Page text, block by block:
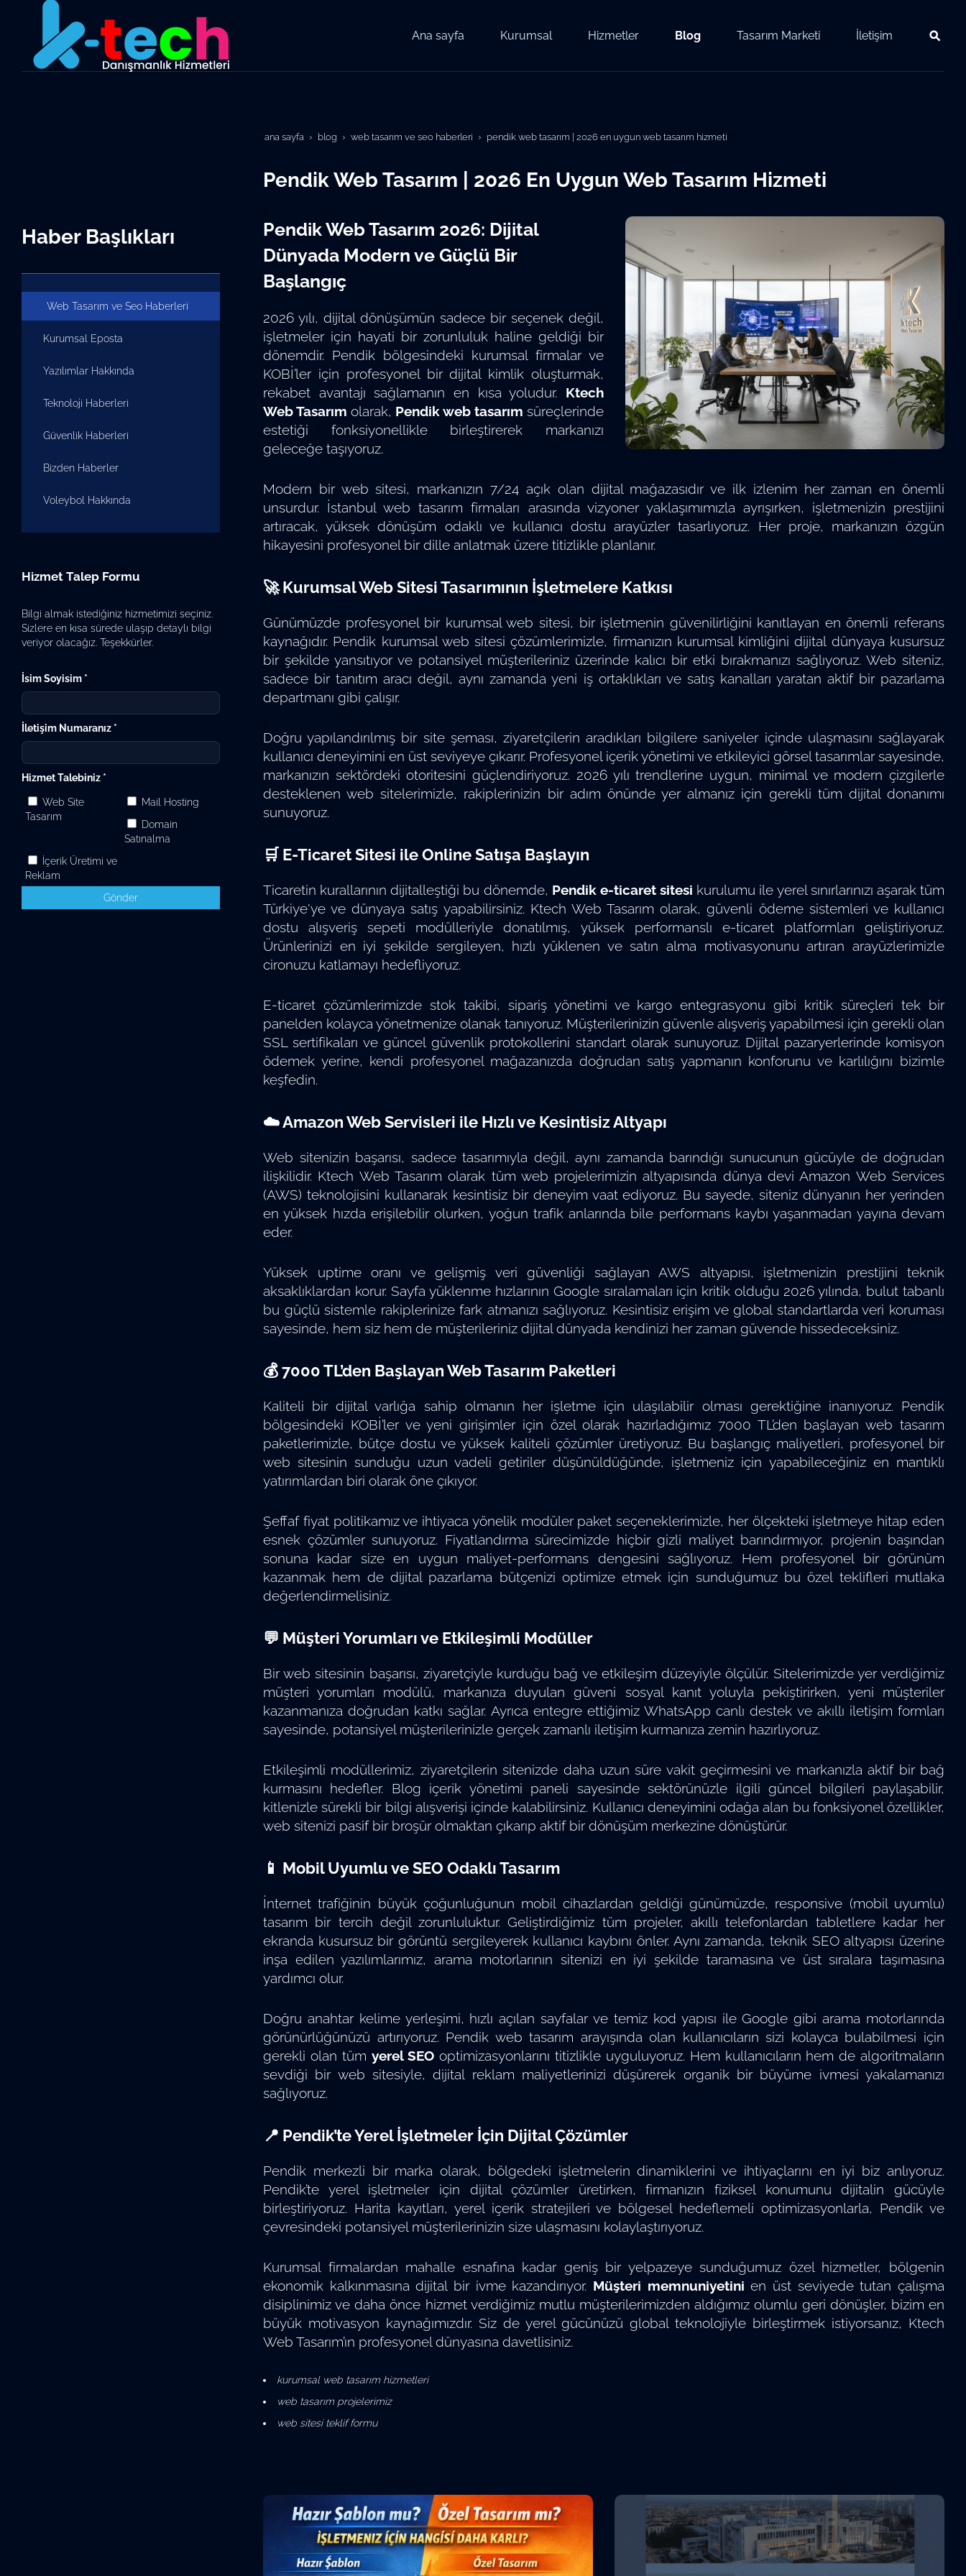
Ana sayfa Kurumsal Hizmetler Blog Tasarım Marketi İletişim
ana sayfa blog web tasarım ve seo haberleri pendik web tasarım | 2026 en uygun web tasarım hizmeti
Pendik Web Tasarım | 2026 En Uygun Web Tasarım Hizmeti
Pendik Web Tasarım 2026: Dijital
Dünyada Modern ve Güçlü Bir
Başlangıç
2026 yılı, dijital dönüşümün sadece bir seçenek değil,
işletmeler için hayati bir zorunluluk haline geldiği bir
dönemdir. Pendik bölgesindeki kurumsal firmalar ve
KOBİ’ler için profesyonel bir dijital kimlik oluşturmak,
rekabet avantajı sağlamanın en kısa yoludur. Ktech
Web Tasarım olarak, Pendik web tasarım süreçlerinde
estetiği fonksiyonellikle birleştirerek markanızı
geleceğe taşıyoruz.
Modern bir web sitesi, markanızın 7/24 açık olan dijital mağazasıdır ve ilk izlenim her zaman en önemli
unsurdur. İstanbul web tasarım firmaları arasında vizyoner yaklaşımımızla ayrışırken, işletmenizin prestijini
artıracak, yüksek dönüşüm odaklı ve kullanıcı dostu arayüzler tasarlıyoruz. Her proje, markanızın özgün
hikayesini profesyonel bir dille anlatmak üzere titizlikle planlanır.
🚀 Kurumsal Web Sitesi Tasarımının İşletmelere Katkısı
Günümüzde profesyonel bir kurumsal web sitesi, bir işletmenin güvenilirliğini kanıtlayan en önemli referans
kaynağıdır. Pendik kurumsal web sitesi çözümlerimizle, firmanızın kurumsal kimliğini dijital dünyaya kusursuz
bir şekilde yansıtıyor ve potansiyel müşterileriniz üzerinde kalıcı bir etki bırakmanızı sağlıyoruz. Web siteniz,
sadece bir tanıtım aracı değil, aynı zamanda yeni iş ortaklıkları ve satış kanalları yaratan aktif bir pazarlama
departmanı gibi çalışır.
Doğru yapılandırılmış bir site şeması, ziyaretçilerin aradıkları bilgilere saniyeler içinde ulaşmasını sağlayarak
kullanıcı deneyimini en üst seviyeye çıkarır. Profesyonel içerik yönetimi ve etkileyici görsel tasarımlar sayesinde,
markanızın sektördeki otoritesini güçlendiriyoruz. 2026 yılı trendlerine uygun, minimal ve modern çizgilerle
desteklenen web sitelerimizle, rakiplerinizin bir adım önünde yer almanız için gerekli tüm dijital donanımı
sunuyoruz.
🛒 E-Ticaret Sitesi ile Online Satışa Başlayın
Ticaretin kurallarının dijitalleştiği bu dönemde, Pendik e-ticaret sitesi kurulumu ile yerel sınırlarınızı aşarak tüm
Türkiye'ye ve dünyaya satış yapabilirsiniz. Ktech Web Tasarım olarak, güvenli ödeme sistemleri ve kullanıcı
dostu alışveriş sepeti modülleriyle donatılmış, yüksek performanslı e-ticaret platformları geliştiriyoruz.
Ürünlerinizi en iyi şekilde sergileyen, hızlı yüklenen ve satın alma motivasyonunu artıran arayüzlerimizle
cironuzu katlamayı hedefliyoruz.
E-ticaret çözümlerimizde stok takibi, sipariş yönetimi ve kargo entegrasyonu gibi kritik süreçleri tek bir
panelden kolayca yönetmenize olanak tanıyoruz. Müşterilerinizin güvenle alışveriş yapabilmesi için gerekli olan
SSL sertifikaları ve güncel güvenlik protokollerini standart olarak sunuyoruz. Dijital pazaryerlerinde komisyon
ödemek yerine, kendi profesyonel mağazanızda doğrudan satış yapmanın konforunu ve karlılığını bizimle
keşfedin.
☁️ Amazon Web Servisleri ile Hızlı ve Kesintisiz Altyapı
Web sitenizin başarısı, sadece tasarımıyla değil, aynı zamanda barındığı sunucunun gücüyle de doğrudan
ilişkilidir. Ktech Web Tasarım olarak tüm web projelerimizin altyapısında dünya devi Amazon Web Services
(AWS) teknolojisini kullanarak kesintisiz bir deneyim vaat ediyoruz. Bu sayede, siteniz dünyanın her yerinden
en yüksek hızda erişilebilir olurken, yoğun trafik anlarında bile performans kaybı yaşanmadan yayına devam
eder.
Yüksek uptime oranı ve gelişmiş veri güvenliği sağlayan AWS altyapısı, işletmenizin prestijini teknik
aksaklıklardan korur. Sayfa yüklenme hızlarının Google sıralamaları için kritik olduğu 2026 yılında, bulut tabanlı
bu güçlü sistemle rakiplerinize fark atmanızı sağlıyoruz. Kesintisiz erişim ve global standartlarda veri koruması
sayesinde, hem siz hem de müşterileriniz dijital dünyada kendinizi her zaman güvende hissedeceksiniz.
💰 7000 TL’den Başlayan Web Tasarım Paketleri
Kaliteli bir dijital varlığa sahip olmanın her işletme için ulaşılabilir olması gerektiğine inanıyoruz. Pendik
bölgesindeki KOBİ’ler ve yeni girişimler için özel olarak hazırladığımız 7000 TL’den başlayan web tasarım
paketlerimizle, bütçe dostu ve yüksek kaliteli çözümler üretiyoruz. Bu başlangıç maliyetleri, profesyonel bir
web sitesinin sunduğu uzun vadeli getiriler düşünüldüğünde, işletmeniz için yapabileceğiniz en mantıklı
yatırımlardan biri olarak öne çıkıyor.
Şeffaf fiyat politikamız ve ihtiyaca yönelik modüler paket seçeneklerimizle, her ölçekteki işletmeye hitap eden
esnek çözümler sunuyoruz. Fiyatlandırma sürecimizde hiçbir gizli maliyet barındırmıyor, projenin başından
sonuna kadar size en uygun maliyet-performans dengesini sağlıyoruz. Hem profesyonel bir görünüm
kazanmak hem de dijital pazarlama bütçenizi optimize etmek için sunduğumuz bu özel teklifleri mutlaka
değerlendirmelisiniz.
💬 Müşteri Yorumları ve Etkileşimli Modüller
Bir web sitesinin başarısı, ziyaretçiyle kurduğu bağ ve etkileşim düzeyiyle ölçülür. Sitelerimizde yer verdiğimiz
müşteri yorumları modülü, markanıza duyulan güveni sosyal kanıt yoluyla pekiştirirken, yeni müşteriler
kazanmanıza doğrudan katkı sağlar. Ayrıca entegre ettiğimiz WhatsApp canlı destek ve akıllı iletişim formları
sayesinde, potansiyel müşterilerinizle gerçek zamanlı iletişim kurmanıza zemin hazırlıyoruz.
Etkileşimli modüllerimiz, ziyaretçilerin sitenizde daha uzun süre vakit geçirmesini ve markanızla aktif bir bağ
kurmasını hedefler. Blog içerik yönetimi paneli sayesinde sektörünüzle ilgili güncel bilgileri paylaşabilir,
kitlenizle sürekli bir bilgi alışverişi içinde kalabilirsiniz. Kullanıcı deneyimini odağa alan bu fonksiyonel özellikler,
web sitenizi pasif bir broşür olmaktan çıkarıp aktif bir dönüşüm merkezine dönüştürür.
📱 Mobil Uyumlu ve SEO Odaklı Tasarım
İnternet trafiğinin büyük çoğunluğunun mobil cihazlardan geldiği günümüzde, responsive (mobil uyumlu)
tasarım bir tercih değil zorunluluktur. Geliştirdiğimiz tüm projeler, akıllı telefonlardan tabletlere kadar her
ekranda kusursuz bir görüntü sergileyerek kullanıcı kaybını önler. Aynı zamanda, teknik SEO altyapısı üzerine
inşa edilen yazılımlarımız, arama motorlarının sitenizi en iyi şekilde taramasına ve üst sıralara taşımasına
yardımcı olur.
Doğru anahtar kelime yerleşimi, hızlı açılan sayfalar ve temiz kod yapısı ile Google gibi arama motorlarında
görünürlüğünüzü artırıyoruz. Pendik web tasarım arayışında olan kullanıcıların sizi kolayca bulabilmesi için
gerekli olan tüm yerel SEO optimizasyonlarını titizlikle uyguluyoruz. Hem kullanıcıların hem de algoritmaların
sevdiği bir web sitesiyle, dijital reklam maliyetlerinizi düşürerek organik bir büyüme ivmesi yakalamanızı
sağlıyoruz.
📍 Pendik’te Yerel İşletmeler İçin Dijital Çözümler
Pendik merkezli bir marka olarak, bölgedeki işletmelerin dinamiklerini ve ihtiyaçlarını en iyi biz anlıyoruz.
Pendik’te yerel işletmeler için dijital çözümler üretirken, firmanızın fiziksel konumunu dijitalin gücüyle
birleştiriyoruz. Harita kayıtları, yerel içerik stratejileri ve bölgesel hedeflemeli optimizasyonlarla, Pendik ve
çevresindeki potansiyel müşterilerinizin size ulaşmasını kolaylaştırıyoruz.
Kurumsal firmalardan mahalle esnafına kadar geniş bir yelpazeye sunduğumuz özel hizmetler, bölgenin
ekonomik kalkınmasına dijital bir ivme kazandırıyor. Müşteri memnuniyetini en üst seviyede tutan çalışma
disiplinimiz ve daha önce hizmet verdiğimiz mutlu müşterilerimizden aldığımız olumlu geri dönüşler, bizim en
büyük motivasyon kaynağımızdır. Siz de yerel gücünüzü global teknolojiyle birleştirmek istiyorsanız, Ktech
Web Tasarım’ın profesyonel dünyasına davetlisiniz.
kurumsal web tasarım hizmetleri
web tasarım projelerimiz
web sitesi teklif formu
Haber Başlıkları
Web Tasarım ve Seo Haberleri
Kurumsal Eposta
Yazılımlar Hakkında
Teknoloji Haberleri
Güvenlik Haberleri
Bizden Haberler
Voleybol Hakkında
Hizmet Talep Formu
Bilgi almak istediğiniz hizmetimizi seçiniz.
Sizlere en kısa sürede ulaşıp detaylı bilgi
veriyor olacağız. Teşekkürler.
İsim Soyisim *
İletişim Numaranız *
Hizmet Talebiniz *
Web Site
Tasarım
Mail Hosting
Domain
Satınalma
İçerik Üretimi ve
Reklam
Gönder